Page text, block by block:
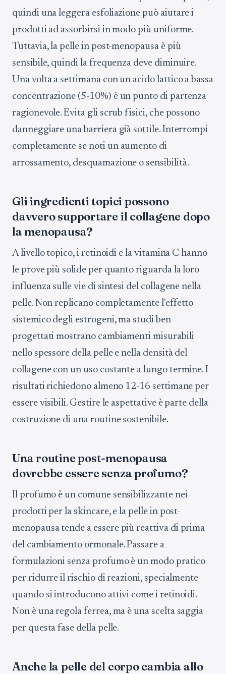
quindi una leggera esfoliazione può aiutare i
prodotti ad assorbirsi in modo più uniforme.
Tuttavia, la pelle in post-menopausa è più
sensibile, quindi la frequenza deve diminuire.
Una volta a settimana con un acido lattico a bassa
concentrazione (5-10%) è un punto di partenza
ragionevole. Evita gli scrub fisici, che possono
danneggiare una barriera già sottile. Interrompi
completamente se noti un aumento di
arrossamento, desquamazione o sensibilità.
Gli ingredienti topici possono
davvero supportare il collagene dopo
la menopausa?
A livello topico, i retinoidi e la vitamina C hanno
le prove più solide per quanto riguarda la loro
influenza sulle vie di sintesi del collagene nella
pelle. Non replicano completamente l'effetto
sistemico degli estrogeni, ma studi ben
progettati mostrano cambiamenti misurabili
nello spessore della pelle e nella densità del
collagene con un uso costante a lungo termine. I
risultati richiedono almeno 12-16 settimane per
essere visibili. Gestire le aspettative è parte della
costruzione di una routine sostenibile.
Una routine post-menopausa
dovrebbe essere senza profumo?
Il profumo è un comune sensibilizzante nei
prodotti per la skincare, e la pelle in post-
menopausa tende a essere più reattiva di prima
del cambiamento ormonale. Passare a
formulazioni senza profumo è un modo pratico
per ridurre il rischio di reazioni, specialmente
quando si introducono attivi come i retinoidi.
Non è una regola ferrea, ma è una scelta saggia
per questa fase della pelle.
Anche la pelle del corpo cambia allo